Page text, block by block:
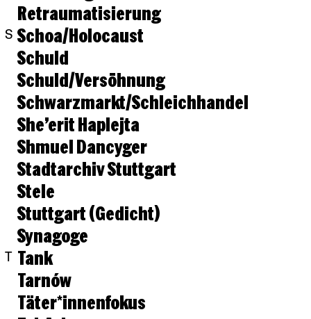
Retraumatisierung
S Schoa/Holocaust
Schuld
Schuld/Versöhnung
Schwarzmarkt/Schleichhandel
She’erit Haplejta
Shmuel Dancyger
Stadtarchiv Stuttgart
Stele
Stuttgart (Gedicht)
Synagoge
T Tank
Tarnów
Täter*innenfokus